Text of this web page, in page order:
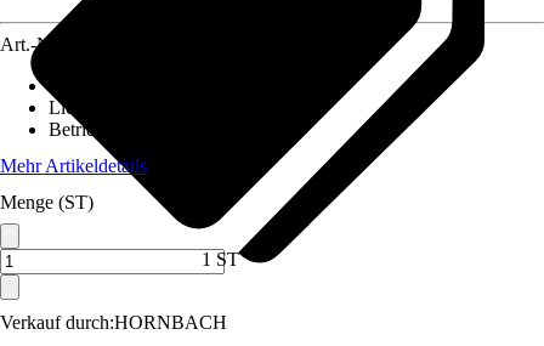
Verkauf durch:HORNBACH
Art.-Nr.
Lichtfarbe
Betriebsspannung
Mehr Artikeldetails
Menge (ST)
1 ST